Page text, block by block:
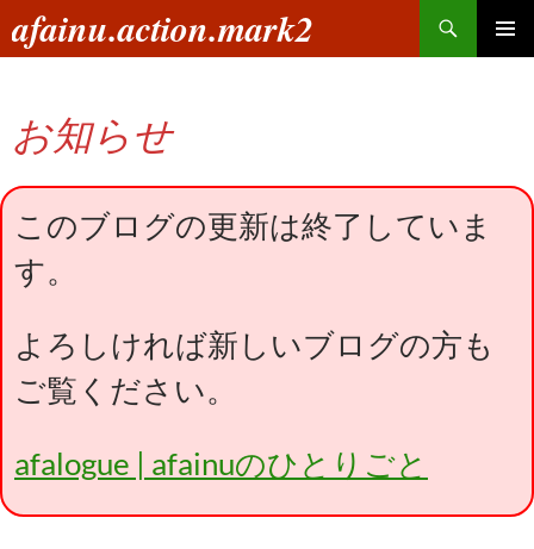
ン
へ
ス
キ
プ
afainu.action.mark2
索
お知らせ
このブログの更新は終了していま
す。
よろしければ新しいブログの方も
ご覧ください。
afalogue | afainuのひとりごと